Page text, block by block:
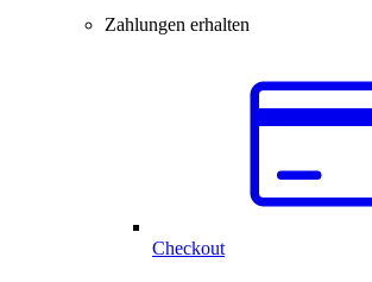
Zahlungen erhalten
Checkout